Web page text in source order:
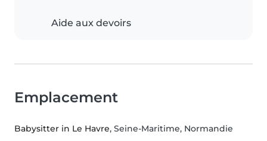
Aide aux devoirs
Emplacement
Babysitter in Le Havre, Seine-Maritime, Normandie